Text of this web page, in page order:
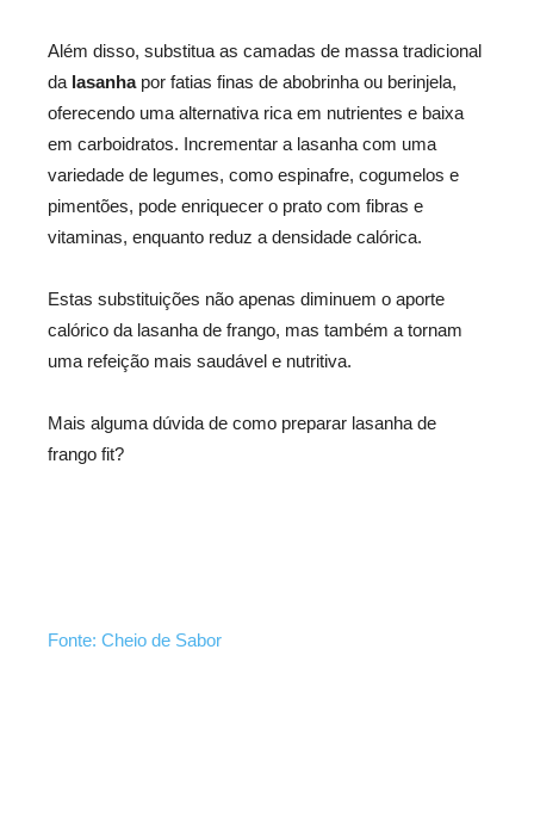
Além disso, substitua as camadas de massa tradicional
da lasanhapor fatias finas de abobrinha ou berinjela,
oferecendo uma alternativa rica em nutrientes e baixa
em carboidratos. Incrementar a lasanha com uma
variedade de legumes, como espinafre, cogumelos e
pimentões, pode enriquecer o prato com fibras e
vitaminas, enquanto reduz a densidade calórica.
Estas substituições não apenas diminuem o aporte
calórico da lasanha de frango, mas também a tornam
uma refeição mais saudável e nutritiva.
Mais alguma dúvida de como preparar lasanha de
frango fit?
Fonte: Cheio de Sabor